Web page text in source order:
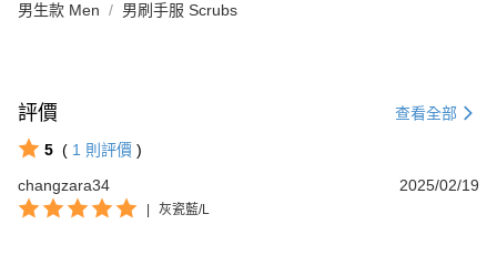
男生款 Men 男刷手服 Scrubs
評價 查看全部
5 ( 1 則評價 )
changzara34
2025/02/19
灰瓷藍/L